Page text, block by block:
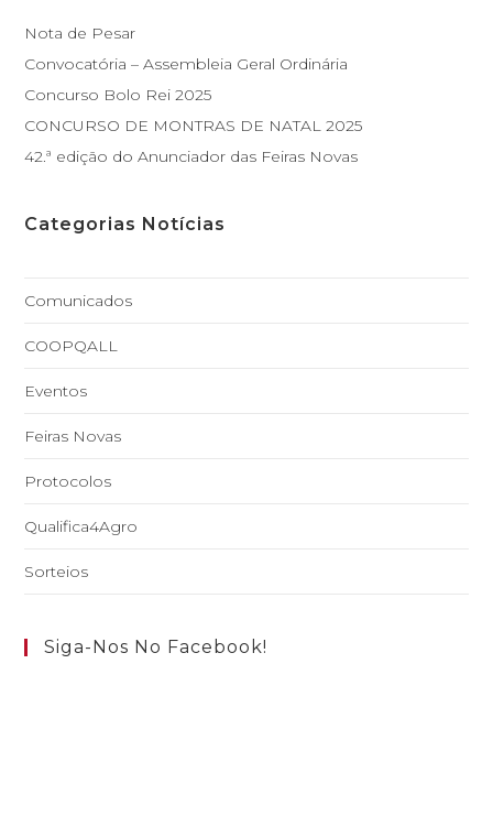
Nota de Pesar
Convocatória – Assembleia Geral Ordinária
Concurso Bolo Rei 2025
CONCURSO DE MONTRAS DE NATAL 2025
42.ª edição do Anunciador das Feiras Novas
Categorias Notícias
Comunicados
COOPQALL
Eventos
Feiras Novas
Protocolos
Qualifica4Agro
Sorteios
Siga-Nos No Facebook!